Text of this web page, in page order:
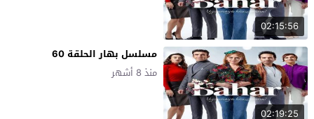
02:15:56
02:19:25
مسلسل بهار الحلقة 60
منذ 8 أشهر